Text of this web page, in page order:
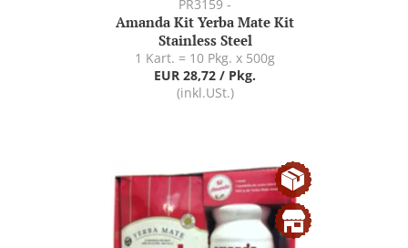
PR3159 -
Amanda Kit Yerba Mate Kit
Stainless Steel
1 Kart. = 10 Pkg. x 500g
EUR 28,72 / Pkg.
(inkl.USt.)